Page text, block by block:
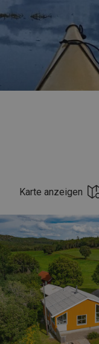
Karte anzeigen